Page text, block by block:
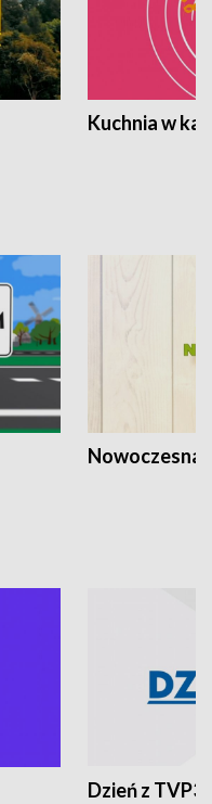
Kuchnia w
Nowoczesna
Dzień z TVP3